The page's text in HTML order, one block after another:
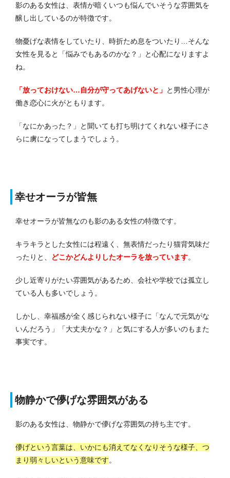
影のある女性は、表情が暗くいつも悩んでいそうな雰囲気を
醸し出しているのが特徴です。
物憂げな表情をしていたり、時折ため息をついたり…そんな
女性を見ると「悩みでもあるのかな？」と心配になりますよ
ね。
「放っておけない…自分が守ってあげないと」 と男性心理が
働き恋心に火がともります。
「なにかあった？」と聞いても打ち明けてくれない様子にさ
らに虜になってしまうでしょう。
幸せオーラが皆無
幸せオーラが皆無なのも影のある女性の特徴です。
キラキラとした女性には程遠く、無表情だったり猫背気味だ
ったりと、
どこかどんよりしたオーラを放っています。
少し近寄りがたい雰囲気があるため、会社や学校では孤立し
ている人も多いでしょう。
しかし、幸福感が全く感じられない様子に「なんで元気がな
いんだろう」「大丈夫かな？」と気にする人が多いのもまた
事実です。
物静かで儚げな雰囲気がある
影のある女性は、物静かで儚げな雰囲気の持ち主です。
儚げという言葉は、いかにも消えてなくなりそうな様子、つ
まり弱々しいという意味です。